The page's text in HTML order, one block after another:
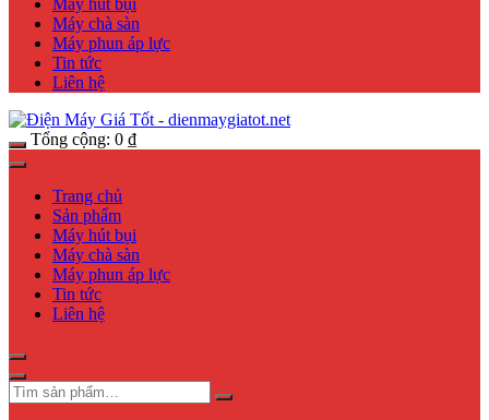
Máy hút bụi
Máy chà sàn
Máy phun áp lực
Tin tức
Liên hệ
Tổng cộng: 0 ₫
Trang chủ
Sản phẩm
Máy hút bụi
Máy chà sàn
Máy phun áp lực
Tin tức
Liên hệ